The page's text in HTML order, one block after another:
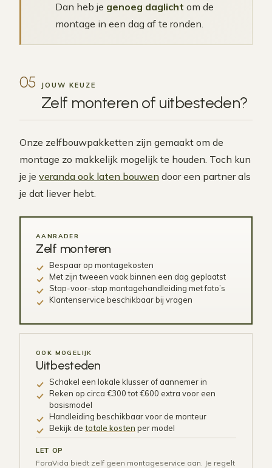
Dan heb je genoeg daglicht om de
montage in een dag af te ronden.
05 JOUW KEUZE
Zelf monteren of uitbesteden?
Onze zelfbouwpakketten zijn gemaakt om de
montage zo makkelijk mogelijk te houden. Toch kun
je je veranda ook laten bouwen door een partner als
je dat liever hebt.
AANRADER
Zelf monteren
Bespaar op montagekosten
Met zijn tweeen vaak binnen een dag geplaatst
Stap-voor-stap montagehandleiding met foto’s
Klantenservice beschikbaar bij vragen
OOK MOGELIJK
Uitbesteden
Schakel een lokale klusser of aannemer in
Reken op circa €300 tot €600 extra voor een
basismodel
Handleiding beschikbaar voor de monteur
Bekijk de totale kosten per model
LET OP
ForaVida biedt zelf geen montageservice aan. Je regelt